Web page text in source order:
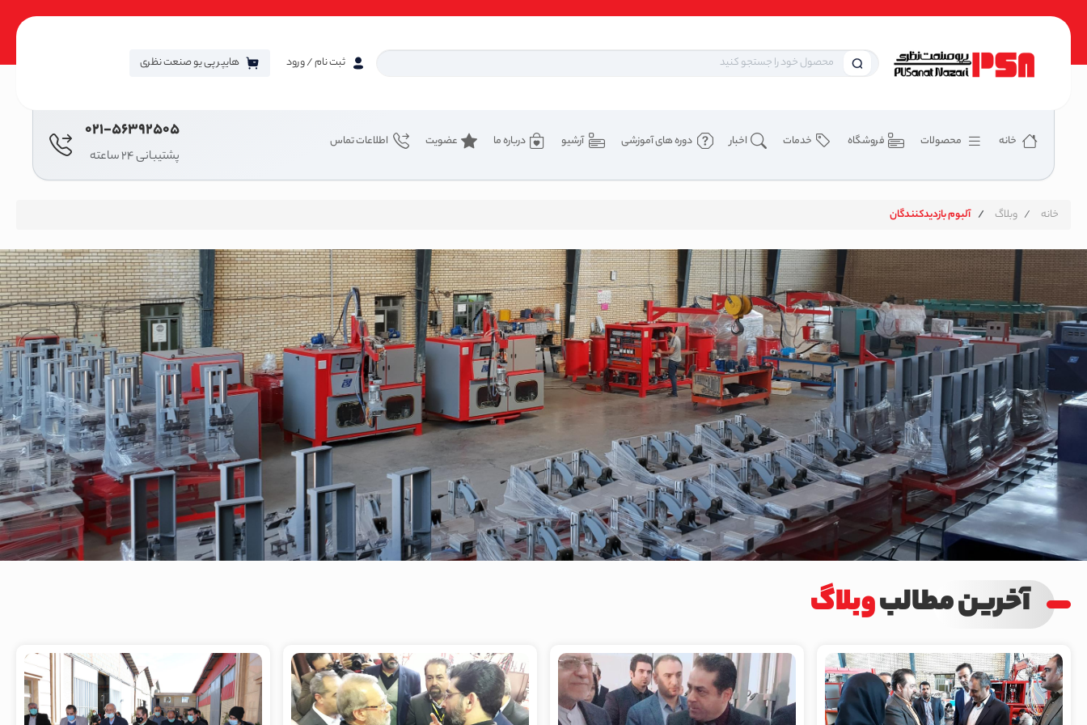
ثبت نام / ورود هایپر پی یو صنعت نظری
خانه محصولات فروشگاه خدمات اخبار دوره های آموزشی آرشیو درباره ما عضویت اطلاعات تماس 021-56392505
پشتیبانی 24 ساعته
خانه وبلاگ آلبوم بازدیدکنندگان
آخرین مطالبوبلاگ